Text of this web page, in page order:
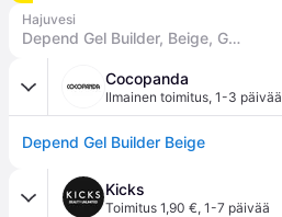
Hajuvesi
Depend Gel Builder, Beige, Geelilakka
Cocopanda
Ilmainen toimitus, 1-3 päivää
Depend Gel Builder Beige
Kicks
Toimitus 1,90 €, 1-7 päivää